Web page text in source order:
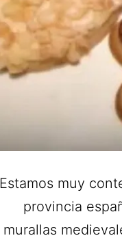
Estamos muy
provincia
murallas